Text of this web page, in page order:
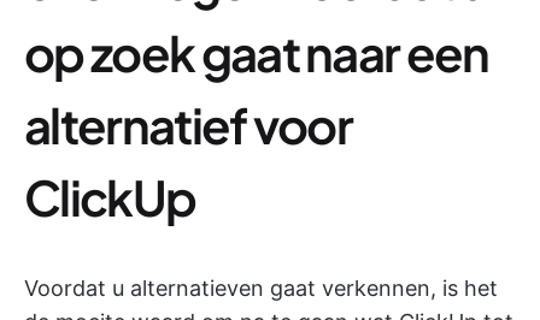
op zoek gaat naar een
alternatief voor
ClickUp
Voordat u alternatieven gaat verkennen, is het